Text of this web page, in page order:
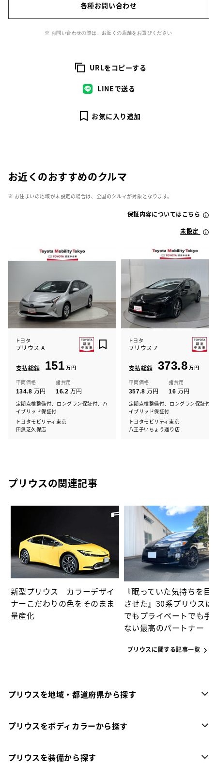
各種お問い合わせ
※ お問い合わせの際は、お近くの店舗をお選びください
URLをコピーする
LINEで送る
お気に入り追加
お近くのおすすめのクルマ
※ お住まいの地域が未設定の場合は、全国のクルマが対象となります。
保証内容についてはこちら
未設定
トヨタ
プリウス A
支払総額 151 万円
車両価格
134.8 万円
諸費用
16.2 万円
定期点検整備付、ロングラン保証付、ハ
イブリッド保証付
トヨタモビリティ東京
田無芝久保店
トヨタ
プリウス Z
支払総額 373.8 万円
車両価格
357.8 万円
諸費用
16 万円
定期点検整備付、ロングラン保証付、
イブリッド保証付
トヨタモビリティ東京
八王子いちょう通り店
プリウスの関連記事
新型プリウス カラーデザイ
ナーこだわりの色をそのまま
量産化
『眠っていた気持ちを目
させた』30系プリウスは
でもプライベートでも手
ない最高のパートナー
プリウスに関する記事一覧
プリウスを地域・都道府県から探す
プリウスをボディカラーから探す
プリウスを装備から探す